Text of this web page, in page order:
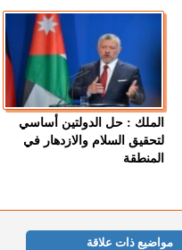
الملك : حل الدولتين أساسي
لتحقيق السلام والازدهار في
المنطقة
مواضيع ذات علاقة